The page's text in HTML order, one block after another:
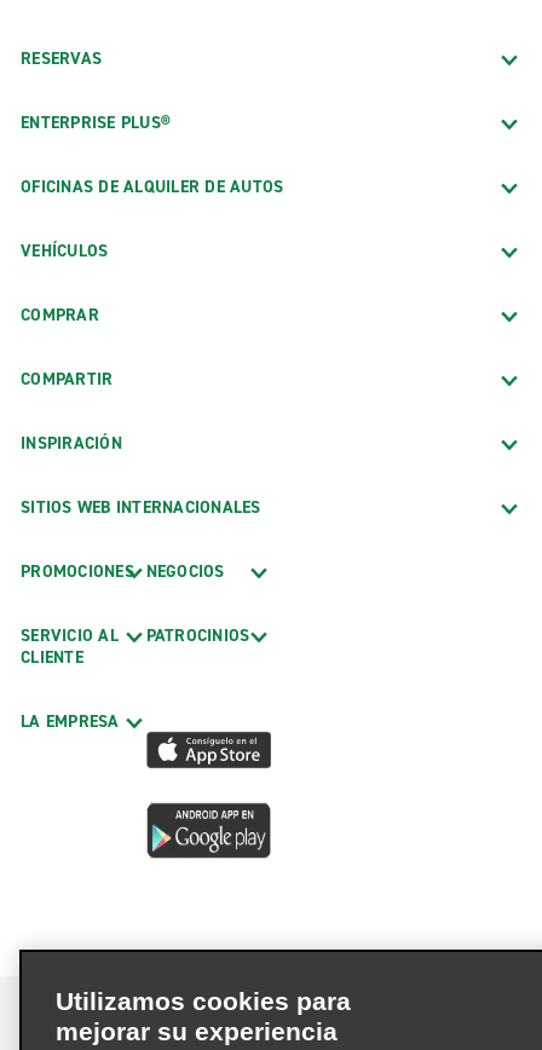
RESERVAS
ENTERPRISE PLUS®
OFICINAS DE ALQUILER DE AUTOS
VEHÍCULOS
COMPRAR
COMPARTIR
INSPIRACIÓN
SITIOS WEB INTERNACIONALES
PROMOCIONES
SERVICIO AL
CLIENTE
LA EMPRESA
NEGOCIOS
PATROCINIOS
Utilizamos cookies para
mejorar su experiencia